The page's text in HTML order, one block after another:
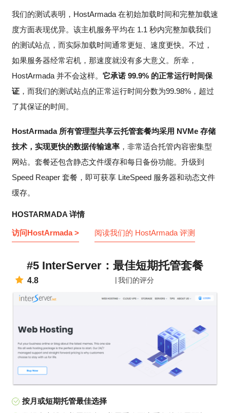
我们的测试表明，HostArmada 在初始加载时间和完整加载速
度方面表现优异。该主机服务平均在 1.1 秒内完整加载我们
的测试站点，而实际加载时间通常更短、速度更快。不过，
如果服务器经常宕机，那速度就没有多大意义。所幸，
HostArmada 并不会这样。 它承诺 99.9% 的正常运行时间保
证 ，而我们的测试站点的正常运行时间分数为99.98%，超过
了其保证的时间。
HostArmada 所有管理型共享云托管套餐均采用 NVMe 存储
技术，实现更快的数据传输速率 ，非常适合托管内容密集型
网站。套餐还包含静态文件缓存和每日备份功能。升级到
Speed Reaper 套餐，即可获享 LiteSpeed 服务器和动态文件
缓存。
HOSTARMADA 详情
访问HostArmada > 阅读我们的 HostArmada 评测
#5 InterServer：最佳短期托管套餐
4.8 我们的评分
按月或短期托管最佳选择